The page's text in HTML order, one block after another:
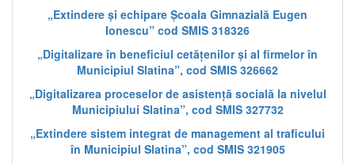
„Extindere și echipare Școala Gimnazială Eugen
Ionescu” cod SMIS 318326
„Digitalizare în beneficiul cetățenilor și al firmelor în
Municipiul Slatina”, cod SMIS 326662
„Digitalizarea proceselor de asistență socială la nivelul
Municipiului Slatina”, cod SMIS 327732
„Extindere sistem integrat de management al traficului
în Municipiul Slatina”, cod SMIS 321905